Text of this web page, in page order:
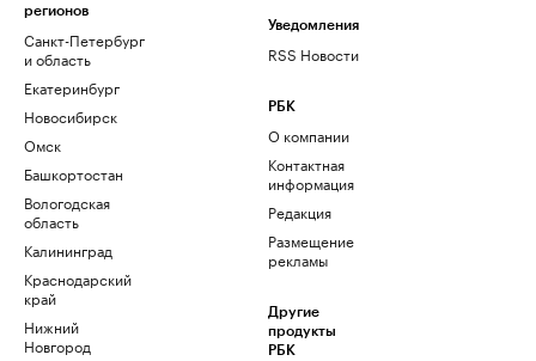
регионов
Санкт-Петербург
и область
Екатеринбург
Новосибирск
Омск
Башкортостан
Вологодская
область
Калининград
Краснодарский
край
Нижний
Новгород
Уведомления
RSS Новости
РБК
О компании
Контактная
информация
Редакция
Размещение
рекламы
Другие
продукты
РБК